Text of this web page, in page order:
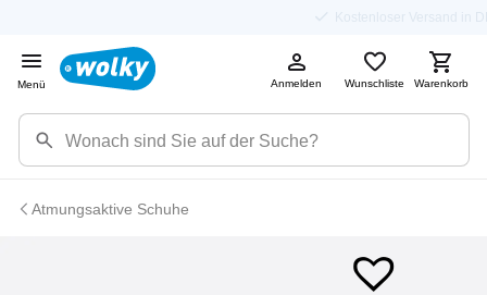
Menü Anmelden Wunschliste Warenkorb
Atmungsaktive Schuhe